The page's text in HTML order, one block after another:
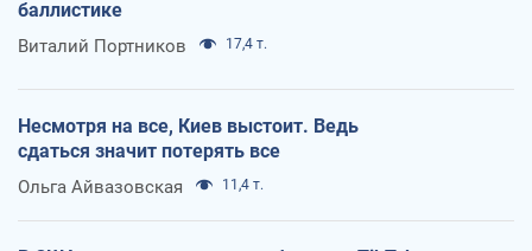
баллистике
Виталий Портников 17,4 т.
Несмотря на все, Киев выстоит. Ведь
сдаться значит потерять все
Ольга Айвазовская 11,4 т.